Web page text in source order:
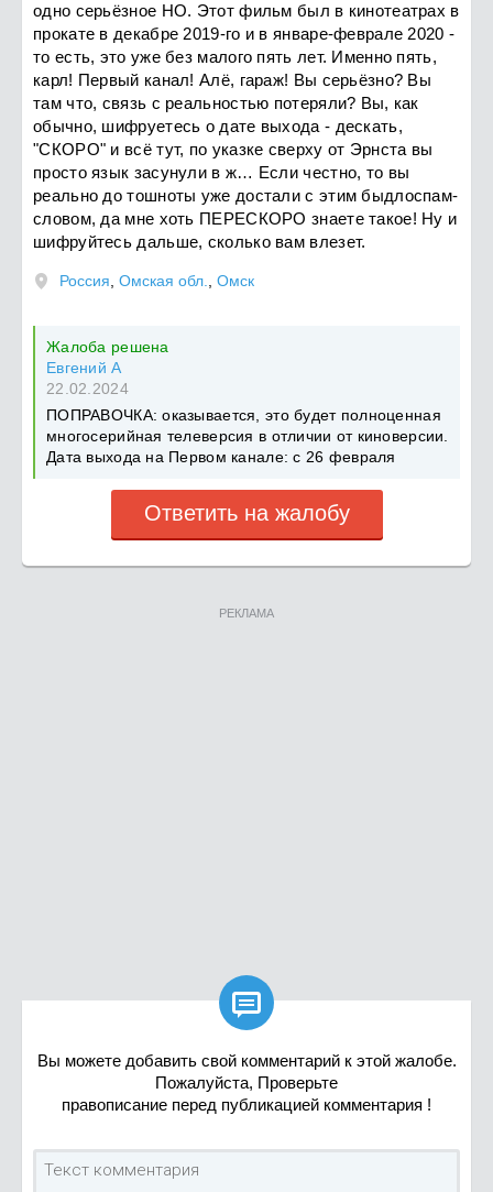
одно серьёзное НО. Этот фильм был в кинотеатрах в
прокате в декабре 2019-го и в январе-феврале 2020 -
то есть, это уже без малого пять лет. Именно пять,
карл! Первый канал! Алё, гараж! Вы серьёзно? Вы
там что, связь с реальностью потеряли? Вы, как
обычно, шифруетесь о дате выхода - дескать,
"СКОРО" и всё тут, по указке сверху от Эрнста вы
просто язык засунули в ж… Если честно, то вы
реально до тошноты уже достали с этим быдлоспам-
словом, да мне хоть ПЕРЕСКОРО знаете такое! Ну и
шифруйтесь дальше, сколько вам влезет.
Россия Омская обл. Омск
Жалоба решена
Евгений А
22.02.2024
ПОПРАВОЧКА: оказывается, это будет полноценная
многосерийная телеверсия в отличии от киноверсии.
Дата выхода на Первом канале: с 26 февраля
Ответить на жалобу
РЕКЛАМА

Вы можете добавить свой комментарий к этой жалобе.
Пожалуйста, Проверьте
правописание перед публикацией комментария !